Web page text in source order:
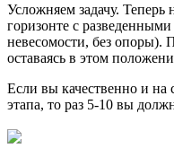
Усложняем задачу. Теперь
горизонте с
невесомости, без опоры).
оставаясь в этом
Если вы качественно и на
этапа, то раз 5-10 вы